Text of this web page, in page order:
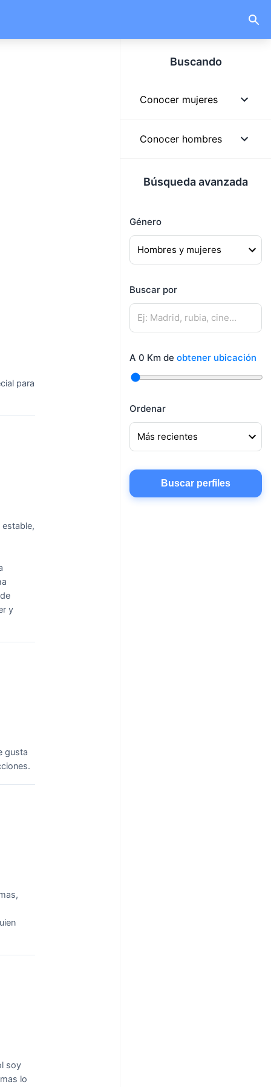
Buscando
Conocer mujeres
Mujeres lindas
Mujeres buscando
hombres
Mujeres buscando pareja
Mujeres buscando
amigos
Mujeres buscando
Mujeres buscando
Conocer hombres
Hombres guapos
Hombres buscando
Hombres buscando
pareja
amigos
Búsqueda avanzada
Género
Buscar por
A 0 Km de obtener ubicación
Ordenar
Buscar perfiles
para
estable,
y
gusta
soy
lo